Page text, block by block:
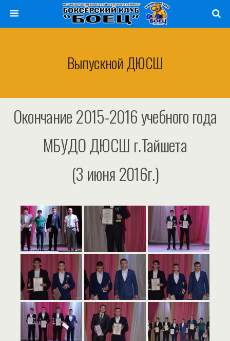
Выпускной ДЮСШ
Окончание 2015-2016 учебного года
МБУДО ДЮСШ г.Тайшета
(3 июня 2016г.)